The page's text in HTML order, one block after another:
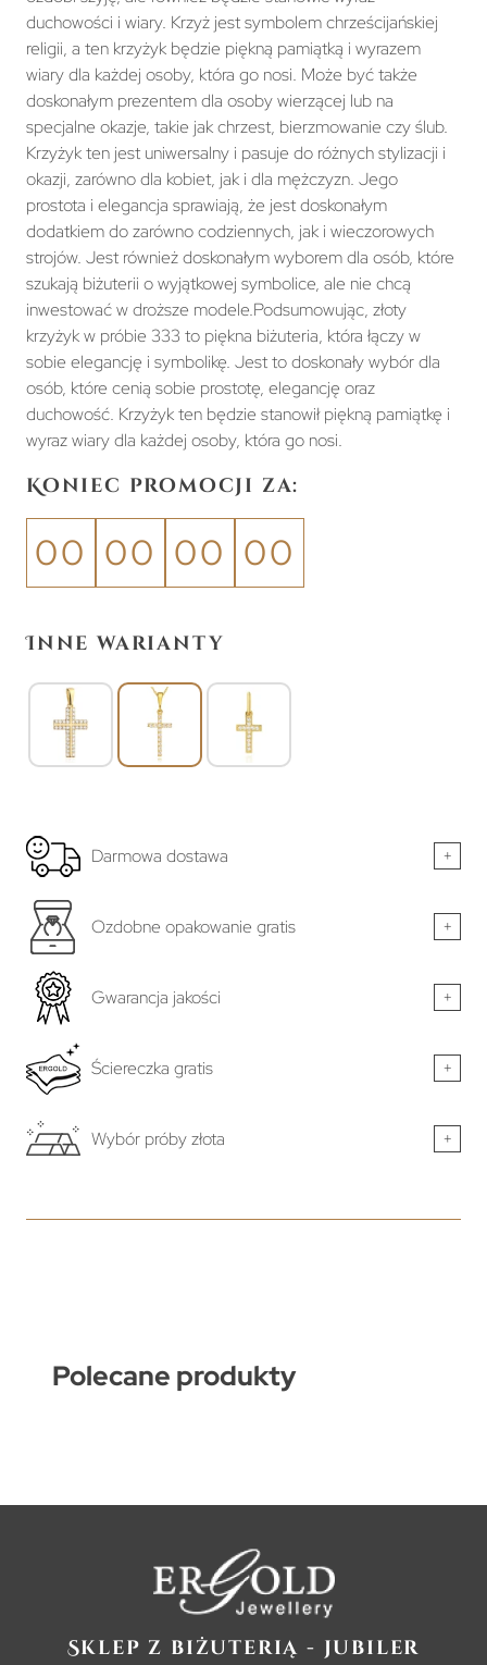
duchowości i wiary. Krzyż jest symbolem chrześcijańskiej
religii, a ten krzyżyk będzie piękną pamiątką i wyrazem
wiary dla każdej osoby, która go nosi. Może być także
doskonałym prezentem dla osoby wierzącej lub na
specjalne okazje, takie jak chrzest, bierzmowanie czy ślub.
Krzyżyk ten jest uniwersalny i pasuje do różnych stylizacji i
okazji, zarówno dla kobiet, jak i dla mężczyzn. Jego
prostota i elegancja sprawiają, że jest doskonałym
dodatkiem do zarówno codziennych, jak i wieczorowych
strojów. Jest również doskonałym wyborem dla osób, które
szukają biżuterii o wyjątkowej symbolice, ale nie chcą
inwestować w droższe modele.Podsumowując, złoty
krzyżyk w próbie 333 to piękna biżuteria, która łączy w
sobie elegancję i symbolikę. Jest to doskonały wybór dla
osób, które cenią sobie prostotę, elegancję oraz
duchowość. Krzyżyk ten będzie stanowił piękną pamiątkę i
wyraz wiary dla każdej osoby, która go nosi.
Koniec promocji za:
00 00 00 00
Inne warianty
Darmowa dostawa +
Ozdobne opakowanie gratis +
Gwarancja jakości +
Ściereczka gratis +
Wybór próby złota +
Polecane produkty
Sklep z biżuterią - jubiler